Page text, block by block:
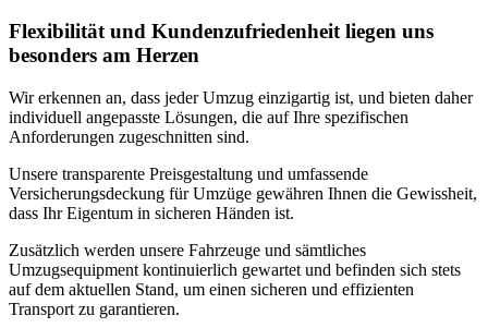
Flexibilität und Kundenzufriedenheit liegen uns
besonders am Herzen
Wir erkennen an, dass jeder Umzug einzigartig ist, und bieten daher
individuell angepasste Lösungen, die auf Ihre spezifischen
Anforderungen zugeschnitten sind.
Unsere transparente Preisgestaltung und umfassende
Versicherungsdeckung für Umzüge gewähren Ihnen die Gewissheit,
dass Ihr Eigentum in sicheren Händen ist.
Zusätzlich werden unsere Fahrzeuge und sämtliches
Umzugsequipment kontinuierlich gewartet und befinden sich stets
auf dem aktuellen Stand, um einen sicheren und effizienten
Transport zu garantieren.